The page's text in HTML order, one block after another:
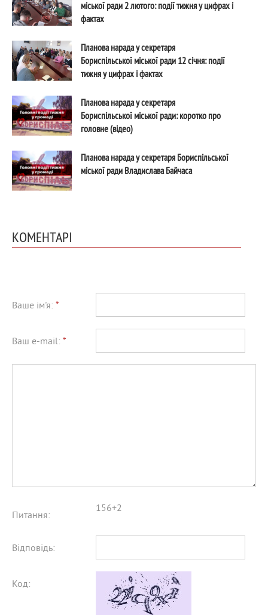
міської ради 2 лютого: події тижня у цифрах і
фактах
Планова нарада у секретаря
Бориспільської міської ради 12 січня: події
тижня у цифрах і фактах
Планова нарада у секретаря
Бориспільської міської ради: коротко про
головне (відео)
Планова нарада у секретаря Бориспільської
міської ради Владислава Байчаса
КОМЕНТАРІ
Ваше ім'я: *
Ваш e-mail: *
Питання:
156+2
Відповідь:
Код: